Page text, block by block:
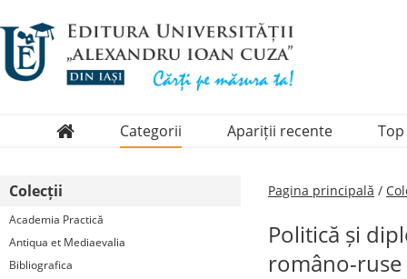
Categorii Apariții recente Top
Colecții
Academia Practică
Antiqua et Mediaevalia
Bibliografica
Pagina principală /
Politică și
româno-ruse